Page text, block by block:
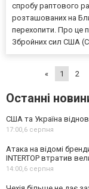
спробу раптового
розташованих на
перехопити. Про це
Збройних сил США
« 1 2
Останні
США та Україна
17:00,6 серпня
Атака на відомі
INTERTOP втратив
14:00,6 серпня